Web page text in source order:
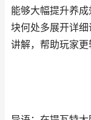
能够大幅提升养
块何处多展开详
讲解，帮助玩家